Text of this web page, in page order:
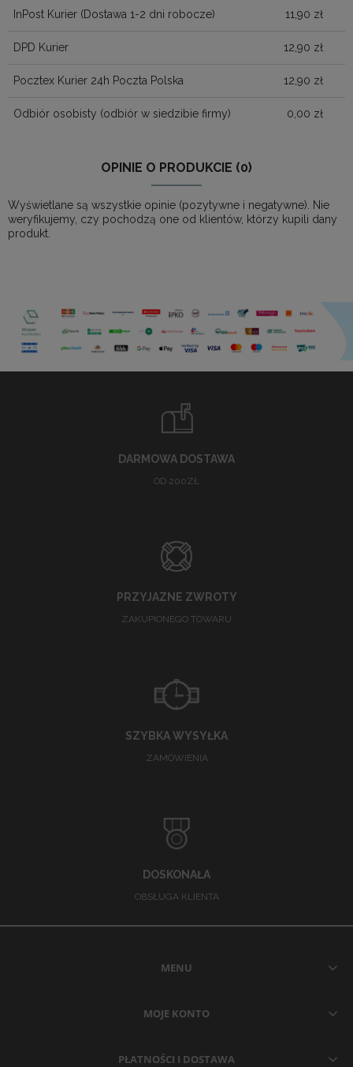
InPost Kurier (Dostawa 1-2 dni robocze) 11,90 zł
DPD Kurier 12,90 zł
Pocztex Kurier 24h Poczta Polska 12,90 zł
Odbiór osobisty (odbiór w siedzibie firmy) 0,00 zł
OPINIE O PRODUKCIE (0)
Wyświetlane są wszystkie opinie (pozytywne i negatywne). Nie
weryfikujemy, czy pochodzą one od klientów, którzy kupili dany
produkt.
DARMOWA DOSTAWA
OD 200ZŁ
PRZYJAZNE ZWROTY
ZAKUPIONEGO TOWARU
SZYBKA WYSYŁKA
ZAMÓWIENIA
DOSKONAŁA
OBSŁUGA KLIENTA
MENU
MOJE KONTO
PŁATNOŚCI I DOSTAWA